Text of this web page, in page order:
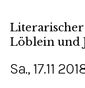
Löblein und
Sa., 17.11